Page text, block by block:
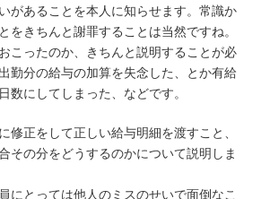
があることを本人に知らせます。常識か
をきちんと謝罪することは当然ですね。
こったのか、きちんと説明することが必
勤分の給与の加算を失念した、とか有給
数にしてしまった、などです。
修正をして正しい給与明細を渡すこと、
その分をどうするのかについて説明しま
にとっては他人のミスのせいで面倒なこ